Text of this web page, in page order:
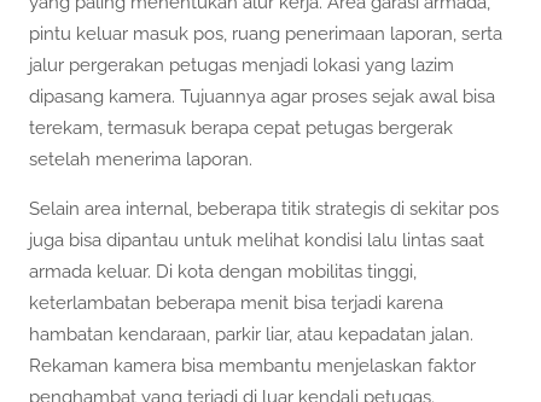
pintu keluar masuk pos, ruang penerimaan laporan, serta
jalur pergerakan petugas menjadi lokasi yang lazim
dipasang kamera. Tujuannya agar proses sejak awal bisa
terekam, termasuk berapa cepat petugas bergerak
setelah menerima laporan.
Selain area internal, beberapa titik strategis di sekitar pos
juga bisa dipantau untuk melihat kondisi lalu lintas saat
armada keluar. Di kota dengan mobilitas tinggi,
keterlambatan beberapa menit bisa terjadi karena
hambatan kendaraan, parkir liar, atau kepadatan jalan.
Rekaman kamera bisa membantu menjelaskan faktor
penghambat yang terjadi di luar kendali petugas.